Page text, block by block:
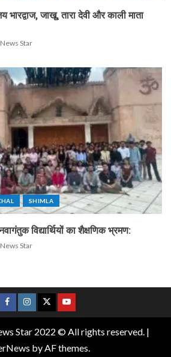
भारद्वाज, जाखू, तारा देवी और काली माता
Star
SHIMLA
विद्यार्थियों का शैक्षणिक भ्रमण:
Star
Star 2022 © All rights reserved. |
by AF themes.